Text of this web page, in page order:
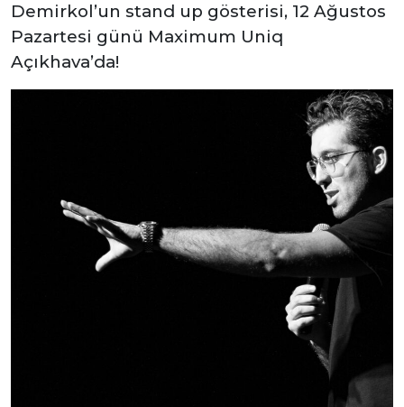
Demirkol’un stand up gösterisi, 12 Ağustos
Pazartesi günü Maximum Uniq
Açıkhava’da!